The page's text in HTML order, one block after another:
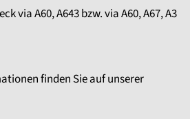
via A60, A643 bzw. via A60, A67, A3
finden Sie auf unserer